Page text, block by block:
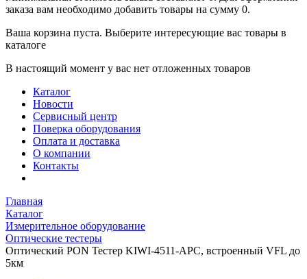
заказа вам необходимо добавить товары на сумму 0.
Ваша корзина пуста. Выберите интересующие вас товары в
каталоге
В настоящий момент у вас нет отложенных товаров
Каталог
Новости
Сервисный центр
Поверка оборудования
Оплата и доставка
О компании
Контакты
Главная
Каталог
Измерительное оборудование
Оптические тестеры
Оптический PON Тестер KIWI-4511-APC, встроенный VFL до
5км